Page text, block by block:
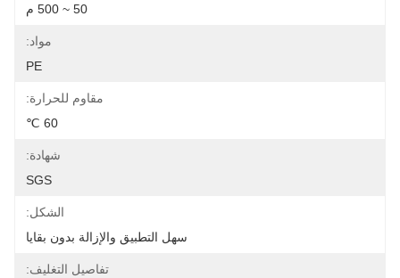
50 ~ 500 م
مواد:
PE
مقاوم للحرارة:
60 ℃
شهادة:
SGS
الشكل:
سهل التطبيق والإزالة بدون بقايا
تفاصيل التغليف: